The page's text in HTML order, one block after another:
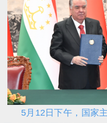
5月12日下午，国家